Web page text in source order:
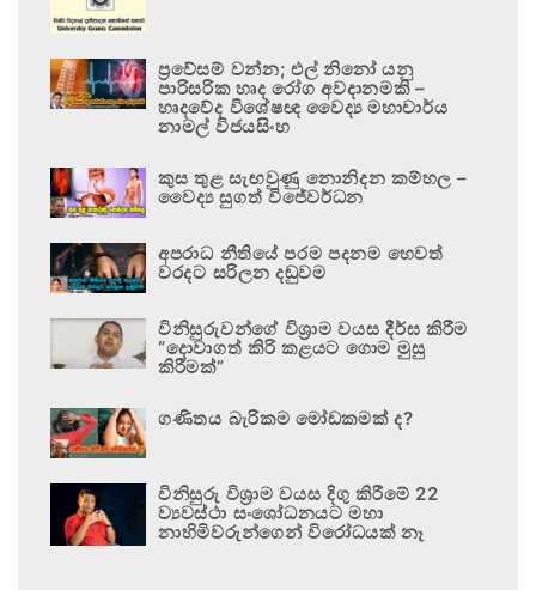
ප්‍රවේසම් වන්න; එල් නිනෝ යනු
පාරිසරික හෘද රෝග අවදානමකි –
හෘදවේද විශේෂඥ වෛද්‍ය මහාචාර්ය
නාමල් විජයසිංහ
කුස තුළ සැඟවුණු නොනිදන කම්හල –
වෛද්‍ය සුගත් විජේවර්ධන
අපරාධ නීතියේ පරම පදනම හෙවත්
වරදට සරිලන දඬුවම
විනිසුරුවන්ගේ විශ්‍රාම වයස දීර්ඝ කිරීම
“දොවාගත් කිරි කළයට ගොම මුසු
කිරීමක්”
ගණිතය බැරිකම මෝඩකමක් ද?
විනිසුරු විශ්‍රාම වයස දිගු කිරීමේ 22
ව්‍යවස්ථා සංශෝධනයට මහා
නාහිමිවරුන්ගෙන් විරෝධයක් නෑ